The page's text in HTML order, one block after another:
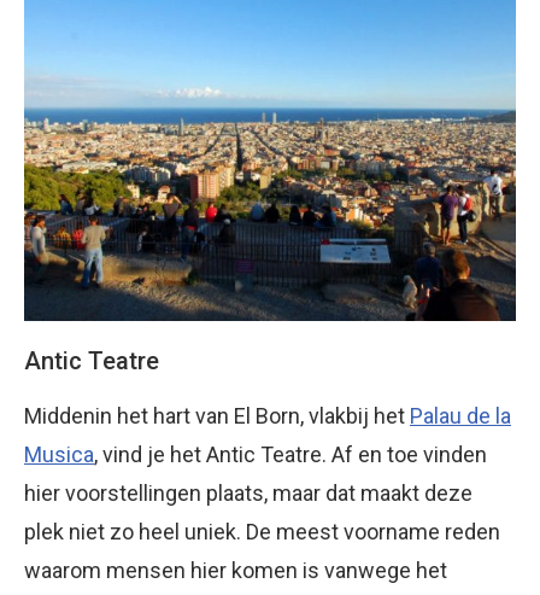
Antic Teatre
Middenin het hart van El Born, vlakbij het Palau de la
Musica, vind je het Antic Teatre. Af en toe vinden
hier voorstellingen plaats, maar dat maakt deze
plek niet zo heel uniek. De meest voorname reden
waarom mensen hier komen is vanwege het